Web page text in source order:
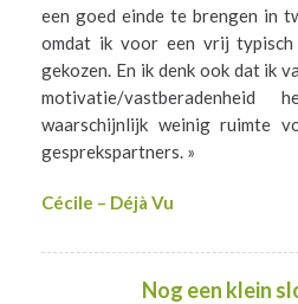
een goed einde te brengen in
omdat ik voor een vrij
gekozen. En ik denk ook dat ik
motivatie/
waarschijnlijk weinig ruimte
gesprekspartners. »
Cécile – Déjà Vu
Nog een klein